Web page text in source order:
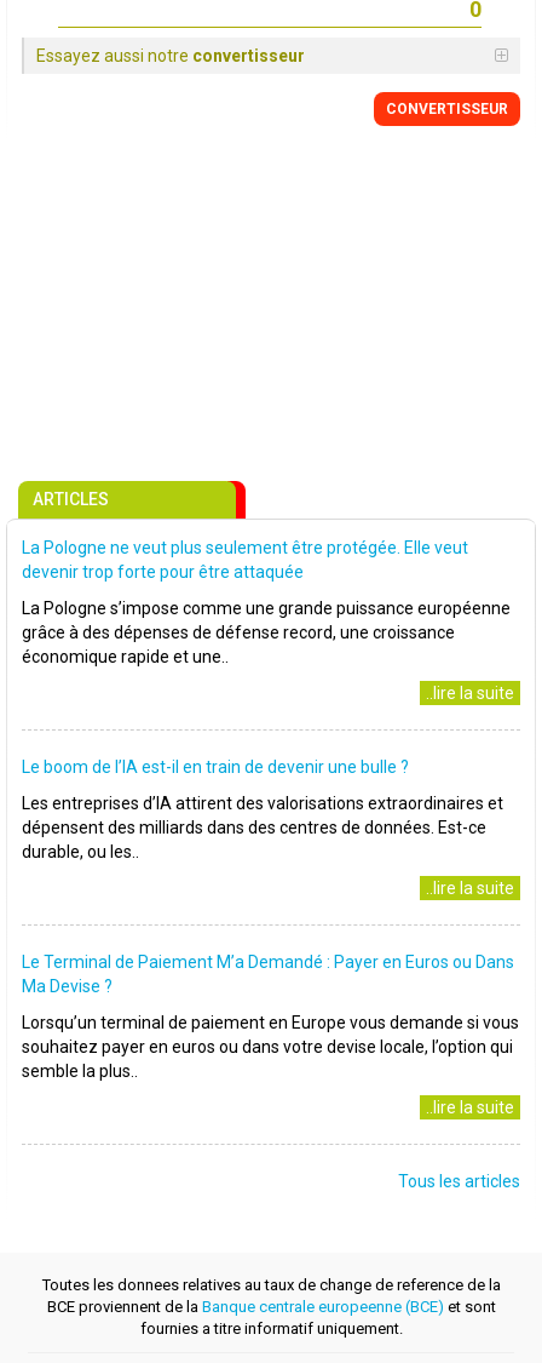
Essayez aussi notre convertisseur
CONVERTISSEUR
ARTICLES
La Pologne ne veut plus seulement être protégée. Elle veut
devenir trop forte pour être attaquée
La Pologne s’impose comme une grande puissance européenne
grâce à des dépenses de défense record, une croissance
économique rapide et une..
..lire la suite
Le boom de l’IA est-il en train de devenir une bulle ?
Les entreprises d’IA attirent des valorisations extraordinaires et
dépensent des milliards dans des centres de données. Est-ce
durable, ou les..
..lire la suite
Le Terminal de Paiement M’a Demandé : Payer en Euros ou Dans
Ma Devise ?
Lorsqu’un terminal de paiement en Europe vous demande si vous
souhaitez payer en euros ou dans votre devise locale, l’option qui
semble la plus..
..lire la suite
Tous les articles
Toutes les donnees relatives au taux de change de reference de la
BCE proviennent de la Banque centrale europeenne (BCE) et sont
fournies a titre informatif uniquement.